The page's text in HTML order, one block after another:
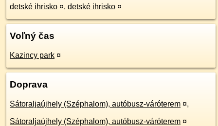
detské ihrisko ¤, detské ihrisko ¤
Voľný čas
Kazincy park ¤
Doprava
Sátoraljaújhely (Széphalom), autóbusz-váróterem ¤,
Sátoraljaújhely (Széphalom), autóbusz-váróterem ¤